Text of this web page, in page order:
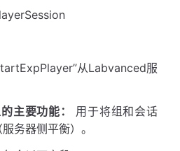
从Labvanced服
主要功能：
用于将组和会话
务器侧平衡）。